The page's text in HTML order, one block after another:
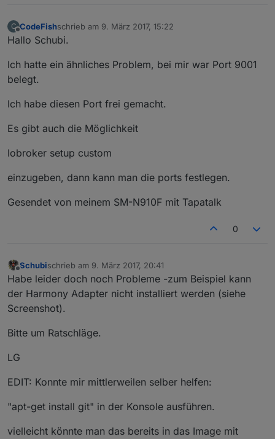
C
Offline
CodeFishschrieb am 9. März 2017, 15:22
zuletzt editiert von
Hallo Schubi.
Ich hatte ein ähnliches Problem, bei mir war Port 9001
belegt.
Ich habe diesen Port frei gemacht.
Es gibt auch die Möglichkeit
Iobroker setup custom
einzugeben, dann kann man die ports festlegen.
Gesendet von meinem SM-N910F mit Tapatalk
0
Offline
Schubischrieb am 9. März 2017, 20:41
zuletzt editiert von
Habe leider doch noch Probleme -zum Beispiel kann
der Harmony Adapter nicht installiert werden (siehe
Screenshot).
Bitte um Ratschläge.
LG
EDIT: Konnte mir mittlerweilen selber helfen:
"apt-get install git" in der Konsole ausführen.
vielleicht könnte man das bereits in das Image mit